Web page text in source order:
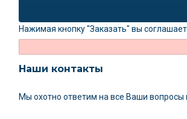
Нажимая кнопку "Заказать" вы
Наши контакты
Мы охотно ответим на все Ваши вопросы